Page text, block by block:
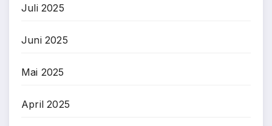
Juli 2025
Juni 2025
Mai 2025
April 2025